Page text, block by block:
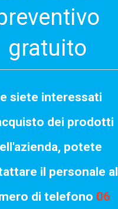
gratuito
siete interessati
dei prodotti
potete
il personale al
di telefono 06